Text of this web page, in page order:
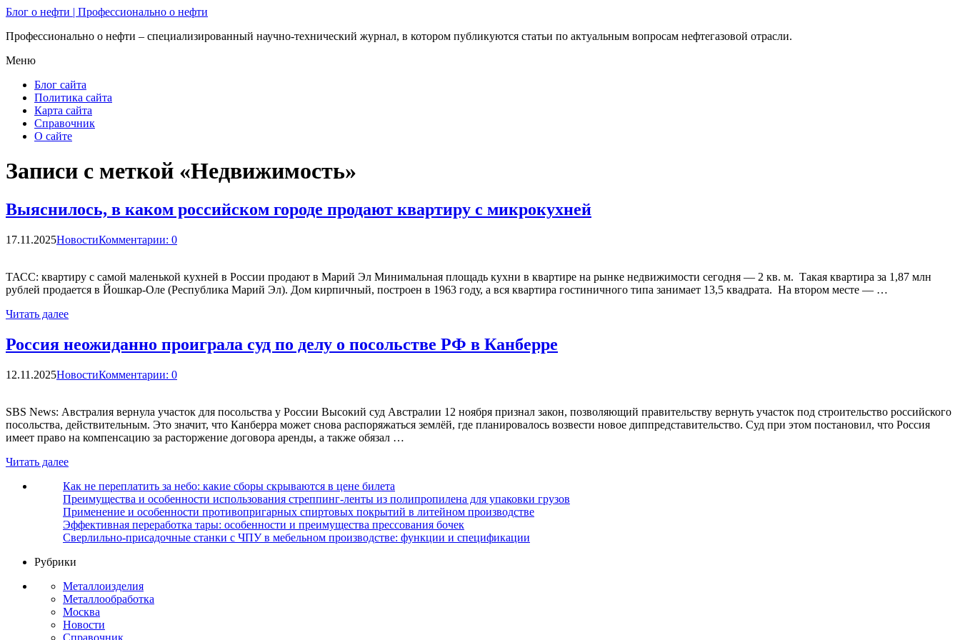
Блог о нефти | Профессионально о нефти
Профессионально о нефти – специализированный научно-технический журнал, в котором публикуются статьи по актуальным вопросам нефтегазовой отрасли.
Меню
Блог сайта
Политика сайта
Карта сайта
Справочник
О сайте
Записи с меткой «Недвижимость»
Выяснилось, в каком российском городе продают квартиру с микрокухней
17.11.2025НовостиКомментарии: 0
ТАСС: квартиру с самой маленькой кухней в России продают в Марий Эл Минимальная площадь кухни в квартире на рынке недвижимости сегодня — 2 кв. м. Такая квартира за 1,87 млн
рублей продается в Йошкар-Оле (Республика Марий Эл). Дом кирпичный, построен в 1963 году, а вся квартира гостиничного типа занимает 13,5 квадрата. На втором месте — …
Читать далее
Россия неожиданно проиграла суд по делу о посольстве РФ в Канберре
12.11.2025НовостиКомментарии: 0
SBS News: Австралия вернула участок для посольства у России Высокий суд Австралии 12 ноября признал закон, позволяющий правительству вернуть участок под строительство российского
посольства, действительным. Это значит, что Канберра может снова распоряжаться землёй, где планировалось возвести новое диппредставительство. Суд при этом постановил, что Россия
имеет право на компенсацию за расторжение договора аренды, а также обязал …
Читать далее
Как не переплатить за небо: какие сборы скрываются в цене билета
Преимущества и особенности использования стреппинг-ленты из полипропилена для упаковки грузов
Применение и особенности противопригарных спиртовых покрытий в литейном производстве
Эффективная переработка тары: особенности и преимущества прессования бочек
Сверлильно-присадочные станки с ЧПУ в мебельном производстве: функции и спецификации
Рубрики
Металлоизделия
Металлообработка
Москва
Новости
Справочник